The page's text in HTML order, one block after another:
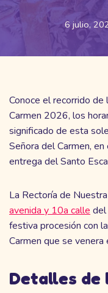
6 julio,
Conoce el recorrido
Carmen 2026, los
significado de esta
Señora del Carmen,
entrega del Santo
La Rectoría de
avenida y 10a calle del
festiva procesión con
Carmen que se venera
Detalles de